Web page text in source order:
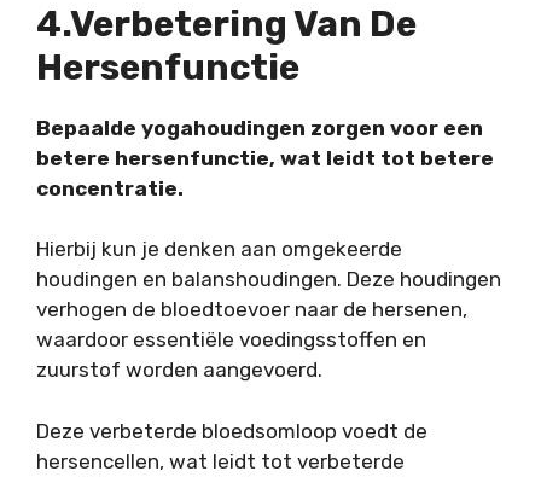
4.Verbetering Van De
Hersenfunctie
Bepaalde yogahoudingen zorgen voor een
betere hersenfunctie, wat leidt tot betere
concentratie.
Hierbij kun je denken aan omgekeerde
houdingen en balanshoudingen. Deze houdingen
verhogen de bloedtoevoer naar de hersenen,
waardoor essentiële voedingsstoffen en
zuurstof worden aangevoerd.
Deze verbeterde bloedsomloop voedt de
hersencellen, wat leidt tot verbeterde